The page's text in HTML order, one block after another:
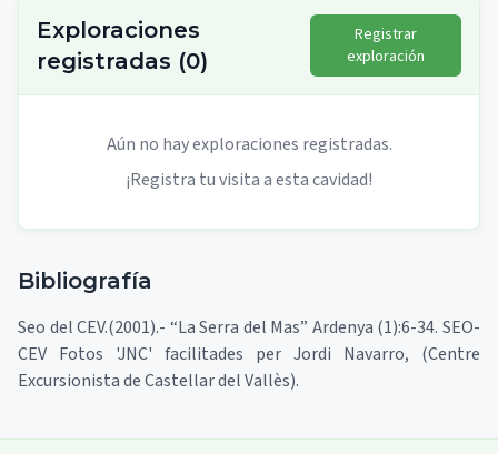
Exploraciones
registradas (0)
Registrar
exploración
Aún no hay exploraciones registradas.
¡Registra tu visita a esta cavidad!
Bibliografía
Seo del CEV.(2001).- “La Serra del Mas” Ardenya (1):6-34. SEO-
CEV Fotos 'JNC' facilitades per Jordi Navarro, (Centre
Excursionista de Castellar del Vallès).